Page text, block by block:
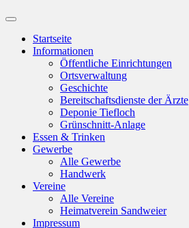
Suchfeld
ein-/ausblenden
Startseite
Informationen
Öffentliche Einrichtungen
Ortsverwaltung
Geschichte
Bereitschaftsdienste der Ärzte
Deponie Tiefloch
Grünschnitt-Anlage
Essen & Trinken
Gewerbe
Alle Gewerbe
Handwerk
Vereine
Alle Vereine
Heimatverein Sandweier
Impressum